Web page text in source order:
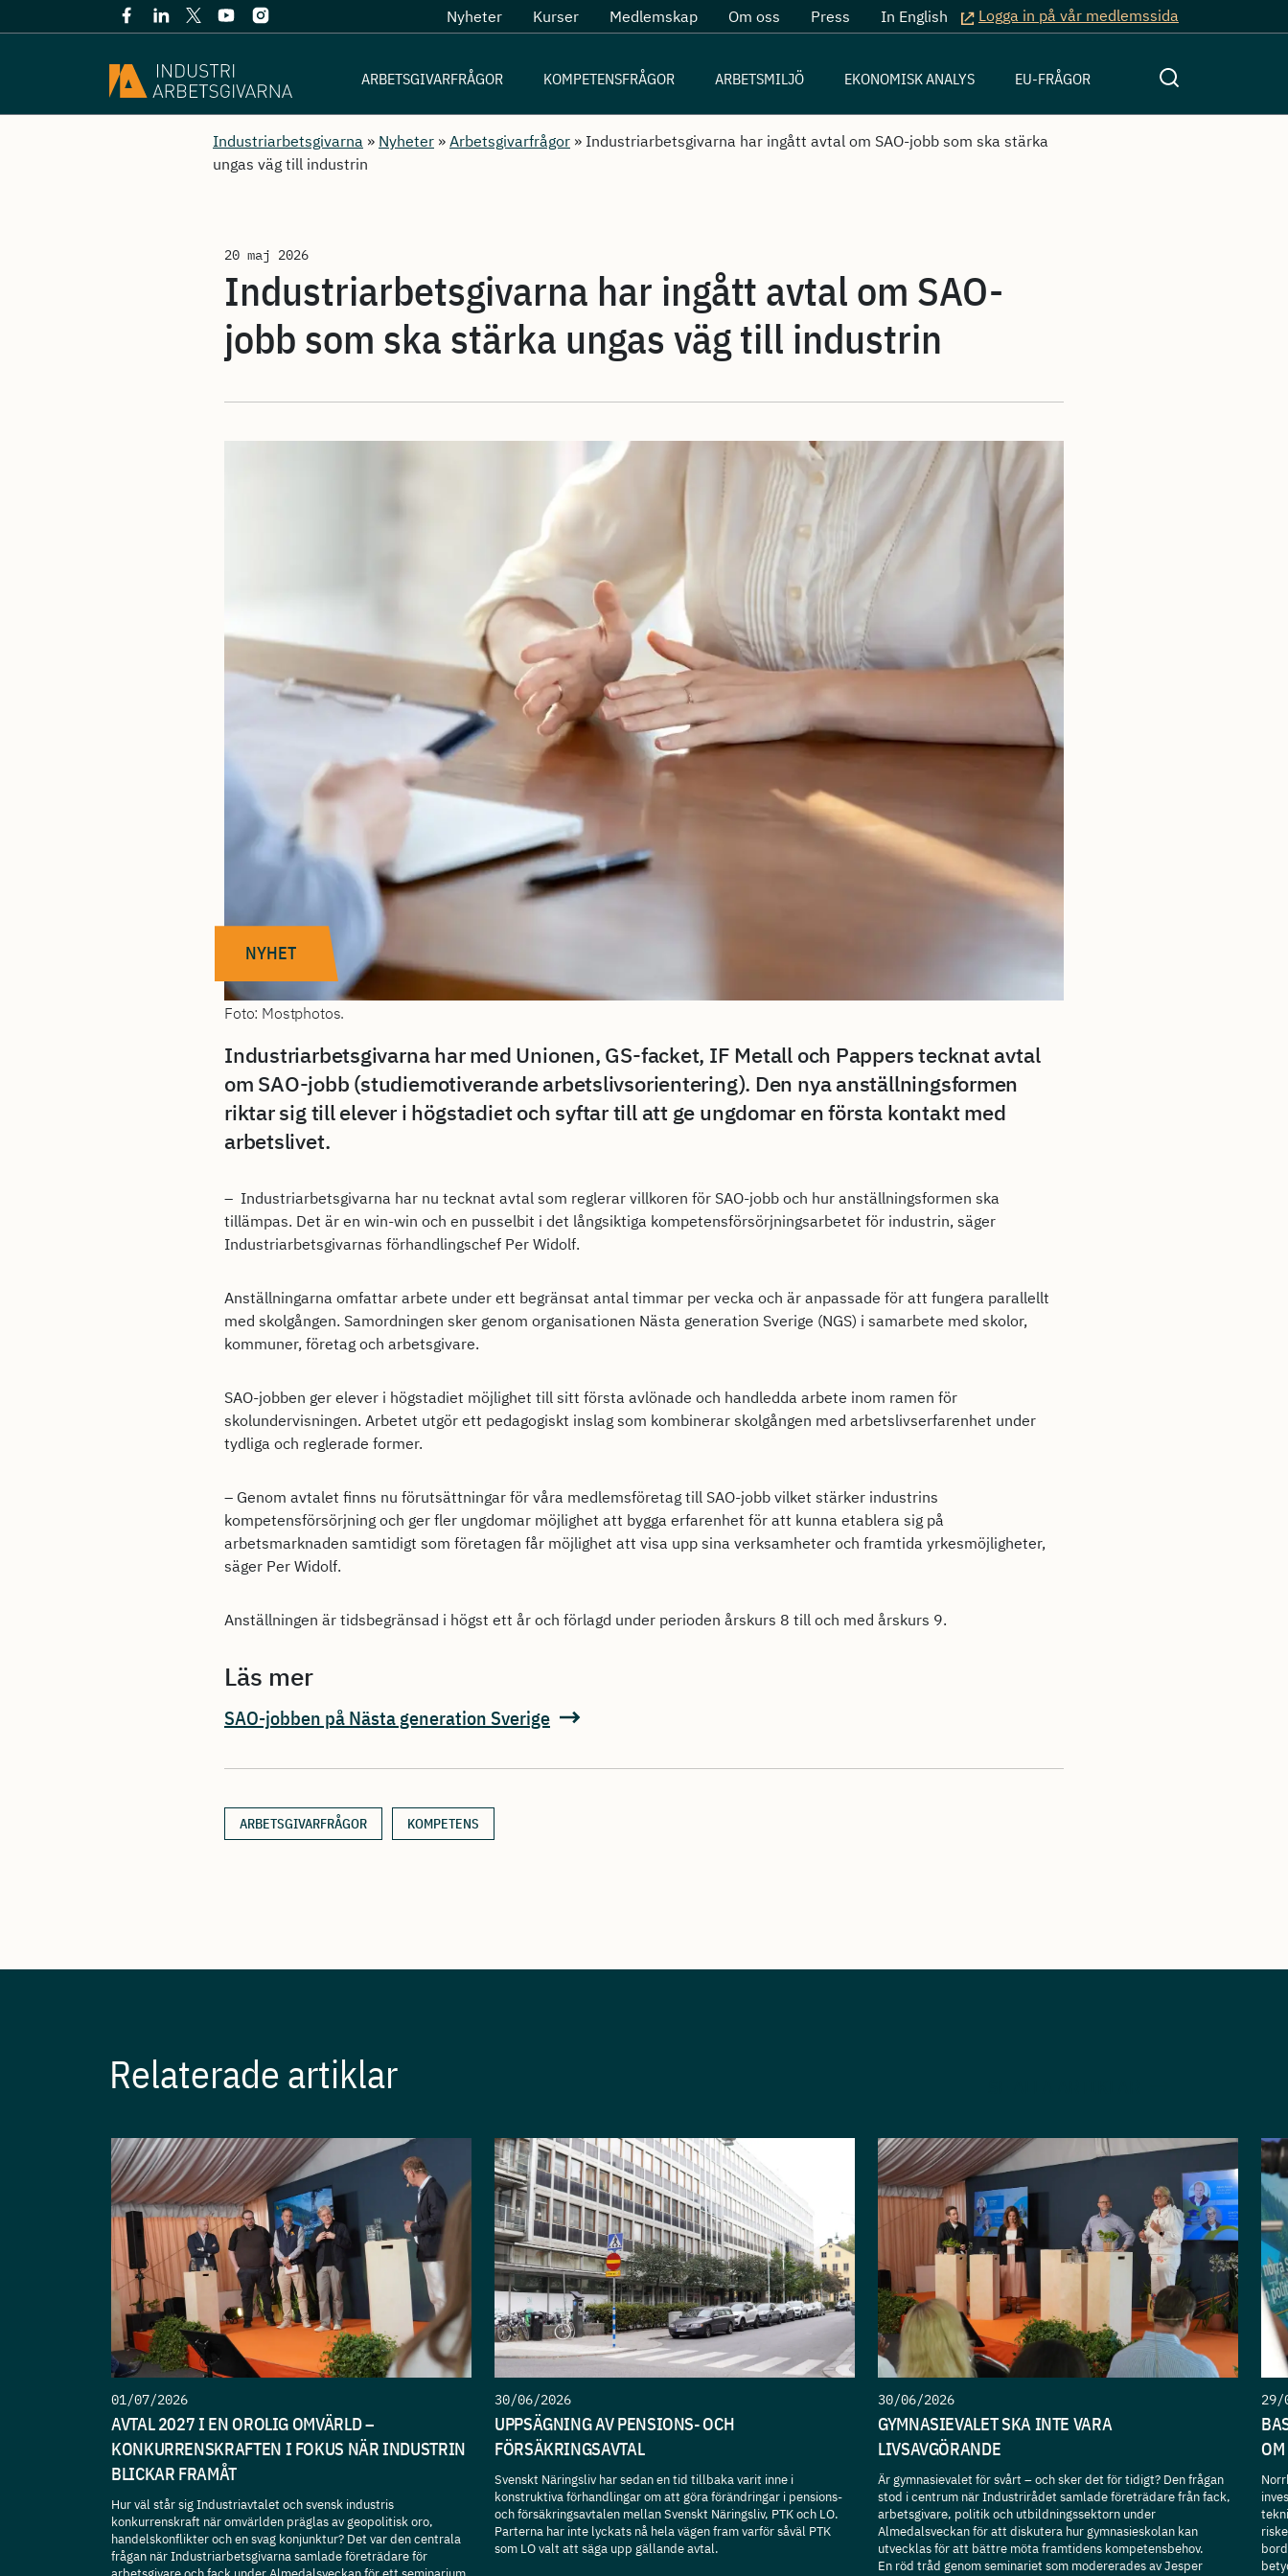
Nyheter Kurser Medlemskap Om oss Press In English Logga in på vår medlemssida
ARBETSGIVARFRÅGOR KOMPETENSFRÅGOR ARBETSMILJÖ EKONOMISK ANALYS EU-FRÅGOR
Industriarbetsgivarna » Nyheter » Arbetsgivarfrågor » Industriarbetsgivarna har ingått avtal om SAO-jobb som ska stärka
ungas väg till industrin
20 maj 2026
Industriarbetsgivarna har ingått avtal om SAO-
jobb som ska stärka ungas väg till industrin
NYHET
Foto: Mostphotos.
Industriarbetsgivarna har med Unionen, GS-facket, IF Metall och Pappers tecknat avtal
om SAO-jobb (studiemotiverande arbetslivsorientering). Den nya anställningsformen
riktar sig till elever i högstadiet och syftar till att ge ungdomar en första kontakt med
arbetslivet.
– Industriarbetsgivarna har nu tecknat avtal som reglerar villkoren för SAO-jobb och hur anställningsformen ska
tillämpas. Det är en win-win och en pusselbit i det långsiktiga kompetensförsörjningsarbetet för industrin, säger
Industriarbetsgivarnas förhandlingschef Per Widolf.
Anställningarna omfattar arbete under ett begränsat antal timmar per vecka och är anpassade för att fungera parallellt
med skolgången. Samordningen sker genom organisationen Nästa generation Sverige (NGS) i samarbete med skolor,
kommuner, företag och arbetsgivare.
SAO-jobben ger elever i högstadiet möjlighet till sitt första avlönade och handledda arbete inom ramen för
skolundervisningen. Arbetet utgör ett pedagogiskt inslag som kombinerar skolgången med arbetslivserfarenhet under
tydliga och reglerade former.
– Genom avtalet finns nu förutsättningar för våra medlemsföretag till SAO-jobb vilket stärker industrins
kompetensförsörjning och ger fler ungdomar möjlighet att bygga erfarenhet för att kunna etablera sig på
arbetsmarknaden samtidigt som företagen får möjlighet att visa upp sina verksamheter och framtida yrkesmöjligheter,
säger Per Widolf.
Anställningen är tidsbegränsad i högst ett år och förlagd under perioden årskurs 8 till och med årskurs 9.
Läs mer
SAO-jobben på Nästa generation Sverige
ARBETSGIVARFRÅGOR KOMPETENS
Relaterade artiklar
01/07/2026
AVTAL 2027 I EN OROLIG OMVÄRLD –
KONKURRENSKRAFTEN I FOKUS NÄR INDUSTRIN
BLICKAR FRAMÅT
Hur väl står sig Industriavtalet och svensk industris
konkurrenskraft när omvärlden präglas av geopolitisk oro,
handelskonflikter och en svag konjunktur? Det var den centrala
frågan när Industriarbetsgivarna samlade företrädare för
30/06/2026
UPPSÄGNING AV PENSIONS- OCH
FÖRSÄKRINGSAVTAL
Svenskt Näringsliv har sedan en tid tillbaka varit inne i
konstruktiva förhandlingar om att göra förändringar i pensions-
och försäkringsavtalen mellan Svenskt Näringsliv, PTK och LO.
Parterna har inte lyckats nå hela vägen fram varför såväl PTK
som LO valt att säga upp gällande avtal.
30/06/2026
GYMNASIEVALET SKA INTE VARA
LIVSAVGÖRANDE
Är gymnasievalet för svårt – och sker det för tidigt? Den frågan
stod i centrum när Industrirådet samlade företrädare från fack,
arbetsgivare, politik och utbildningssektorn under
Almedalsveckan för att diskutera hur gymnasieskolan kan
utvecklas för att bättre möta framtidens kompetensbehov.
En röd tråd genom seminariet som modererades av Jesper
29/